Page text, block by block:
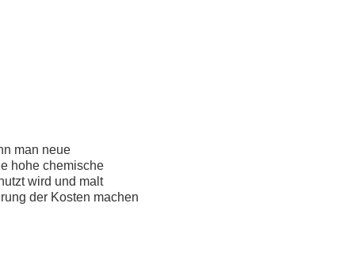
man neue
hohe chemische
wird und malt
der Kosten machen